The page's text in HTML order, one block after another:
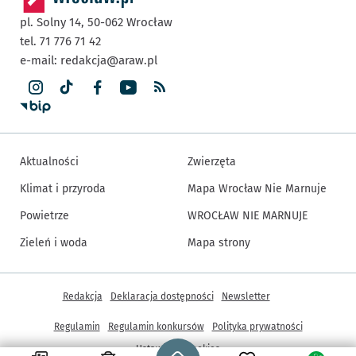
Strona główna - wroclaw.pl
pl. Solny 14, 50-062 Wrocław
tel. 71 776 71 42
e-mail: redakcja@araw.pl
Aktualności
Klimat i przyroda
Powietrze
Zieleń i woda
Zwierzęta
Mapa Wrocław Nie Marnuje
WROCŁAW NIE MARNUJE
Mapa strony
Inne informacje
Redakcja Deklaracja dostępności Newsletter
Regulamin Regulamin konkursów
Polityka prywatności
Ustawienia cookies